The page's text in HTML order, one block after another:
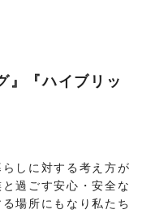
』『ハイブリッ
しに対する考え方が
過ごす安心・安全な
場所にもなり私たち